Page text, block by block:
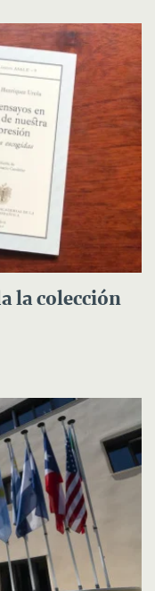
la colección